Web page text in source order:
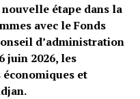
étape dans la
avec le Fonds
d’administration
juin 2026, les
économiques et